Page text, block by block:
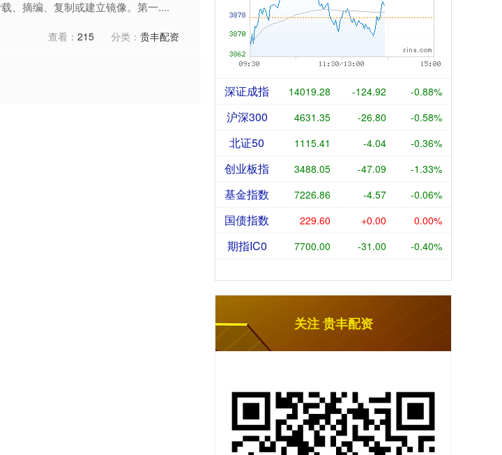
、摘编、复制或建立镜像。第一....
查看： 215 分类： 贵丰配资
深证成指 14019.28 -124.92 -0.88%
沪深300 4631.35 -26.80 -0.58%
北证50 1115.41 -4.04 -0.36%
创业板指 3488.05 -47.09 -1.33%
基金指数 7226.86 -4.57 -0.06%
国债指数 229.60 +0.00 0.00%
期指IC0 7700.00 -31.00 -0.40%
关注 贵丰配资